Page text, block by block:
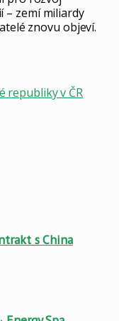
– zemí miliardy
znovu objeví.
republiky v ČR
s China